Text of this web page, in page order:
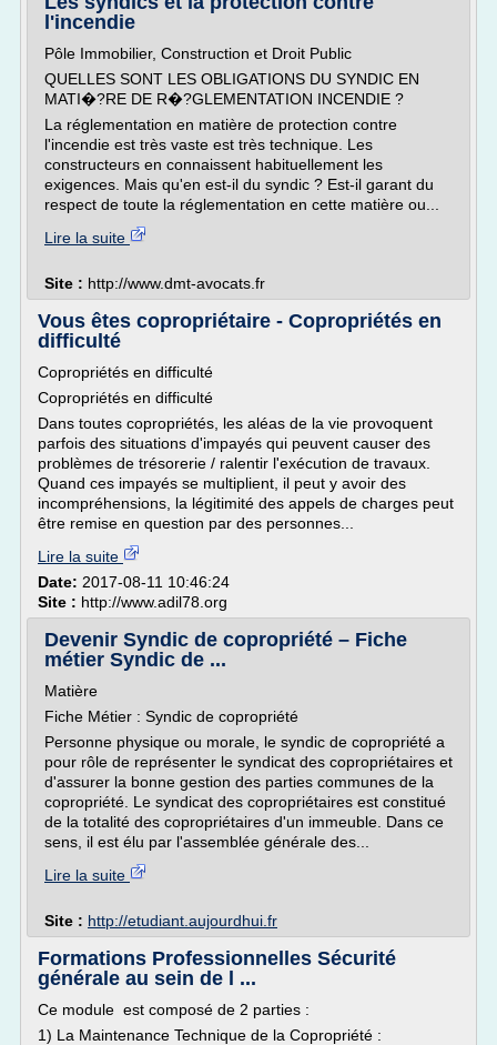
l'incendie
Pôle Immobilier, Construction et Droit Public
QUELLES SONT LES OBLIGATIONS DU SYNDIC EN
MATI�?RE DE R�?GLEMENTATION INCENDIE ?
La réglementation en matière de protection contre
l'incendie est très vaste est très technique. Les
constructeurs en connaissent habituellement les
exigences. Mais qu'en est-il du syndic ? Est-il garant du
respect de toute la réglementation en cette matière ou...
Lire la suite
Site : http://www.dmt-avocats.fr
Vous êtes copropriétaire - Copropriétés en
difficulté
Copropriétés en difficulté
Copropriétés en difficulté
Dans toutes copropriétés, les aléas de la vie provoquent
parfois des situations d'impayés qui peuvent causer des
problèmes de trésorerie / ralentir l'exécution de travaux.
Quand ces impayés se multiplient, il peut y avoir des
incompréhensions, la légitimité des appels de charges peut
être remise en question par des personnes...
Lire la suite
Date: 2017-08-11 10:46:24
Site : http://www.adil78.org
Devenir Syndic de copropriété – Fiche
métier Syndic de ...
Matière
Fiche Métier : Syndic de copropriété
Personne physique ou morale, le syndic de copropriété a
pour rôle de représenter le syndicat des copropriétaires et
d'assurer la bonne gestion des parties communes de la
copropriété. Le syndicat des copropriétaires est constitué
de la totalité des copropriétaires d'un immeuble. Dans ce
sens, il est élu par l'assemblée générale des...
Lire la suite
Site : http://etudiant.aujourdhui.fr
Formations Professionnelles Sécurité
générale au sein de l ...
Ce module est composé de 2 parties :
1) La Maintenance Technique de la Copropriété :